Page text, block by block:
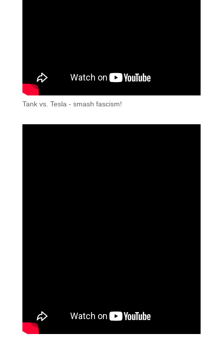
Tank vs. Tesla - smash fascism!